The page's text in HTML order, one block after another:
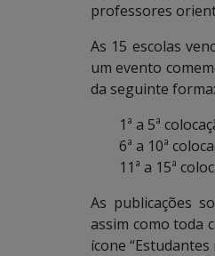
professores
As 15 escolas
um evento
da seguinte forma:
1ª a 5ª
6ª a 10ª
11ª a 15ª
As publicações
assim como toda
ícone